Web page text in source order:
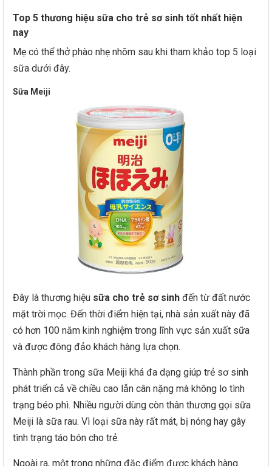
Top 5 thương hiệu sữa cho trẻ sơ sinh tốt nhất hiện
nay
Mẹ có thể thở phào nhẹ nhõm sau khi tham khảo top 5 loại
sữa dưới đây.
Sữa Meiji
Đây là thương hiệu sữa cho trẻ sơ sinh đến từ đất nước
mặt trời mọc. Đến thời điểm hiện tại, nhà sản xuất này đã
có hơn 100 năm kinh nghiệm trong lĩnh vực sản xuất sữa
và được đông đảo khách hàng lựa chọn.
Thành phần trong sữa Meiji khá đa dạng giúp trẻ sơ sinh
phát triển cả về chiều cao lẫn cân nặng mà không lo tình
trạng béo phì. Nhiều người dùng còn thân thương gọi sữa
Meiji là sữa rau. Vì loại sữa này rất mát, bị nóng hay gây
tình trạng táo bón cho trẻ.
Ngoài ra, một trong những đặc điểm được khách hàng